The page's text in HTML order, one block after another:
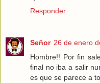
Responder
Señor 26 de enero
Hombre!! Por fin
final no iba a salir
es que se parece a